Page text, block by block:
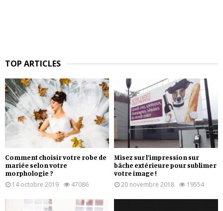
TOP ARTICLES
Comment choisir votre robe de
mariée selon votre
morphologie ?
14 octobre 2019
47086
Misez sur l’impression sur
bâche extérieure pour sublimer
votre image !
20 novembre 2018
19554